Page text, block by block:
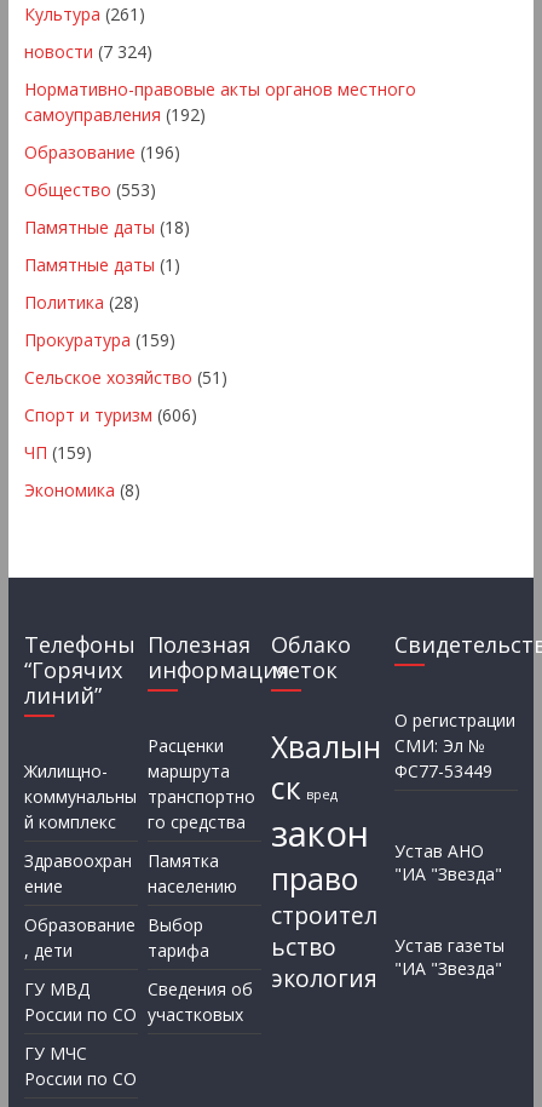
Культура (261)
новости (7 324)
Нормативно-правовые акты органов местного
самоуправления (192)
Образование (196)
Общество (553)
Памятные даты (18)
Памятные даты (1)
Политика (28)
Прокуратура (159)
Сельское хозяйство (51)
Спорт и туризм (606)
ЧП (159)
Экономика (8)
Телефоны
“Горячих
линий”
Жилищно-
коммунальны
й комплекс
Здравоохран
ение
Образование
, дети
ГУ МВД
России по СО
ГУ МЧС
России по СО
Полезная
информация
Расценки
маршрута
транспортно
го средства
Памятка
населению
Выбор
тарифа
Сведения об
участковых
Облако
меток
Хвалын
ск вред
закон
право
строител
ьство
экология
О регистрации
СМИ: Эл №
ФС77-53449
Устав АНО
"ИА "Звезда"
Устав газеты
"ИА "Звезда"